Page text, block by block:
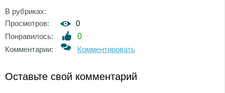
В рубриках:
Просмотров:
0
Понравилось:
0
Комментарии:
Комментировать
Оставьте свой комментарий